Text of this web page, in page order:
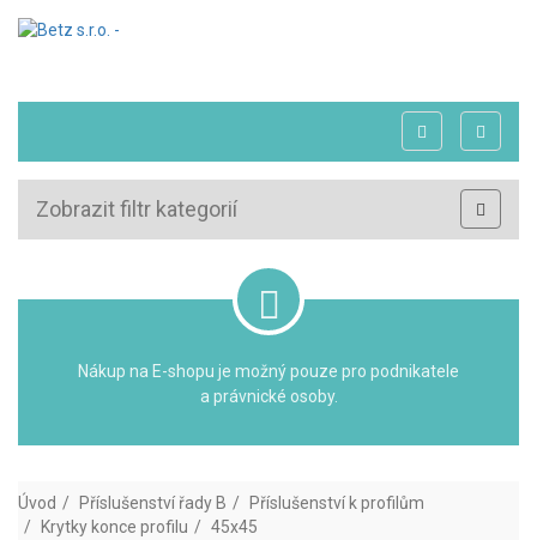
Zobrazit filtr kategorií
Nákup na E-shopu je možný pouze pro podnikatele
a právnické osoby.
Úvod Příslušenství řady B
Příslušenství k profilům
Krytky konce profilu
45x45